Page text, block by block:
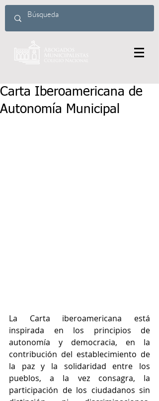
Carta Iberoamericana de
Autonomía Municipal
La Carta iberoamericana está
inspirada en los principios de
autonomía y democracia, en la
contribución del establecimiento de
la paz y la solidaridad entre los
pueblos, a la vez consagra, la
participación de los ciudadanos sin